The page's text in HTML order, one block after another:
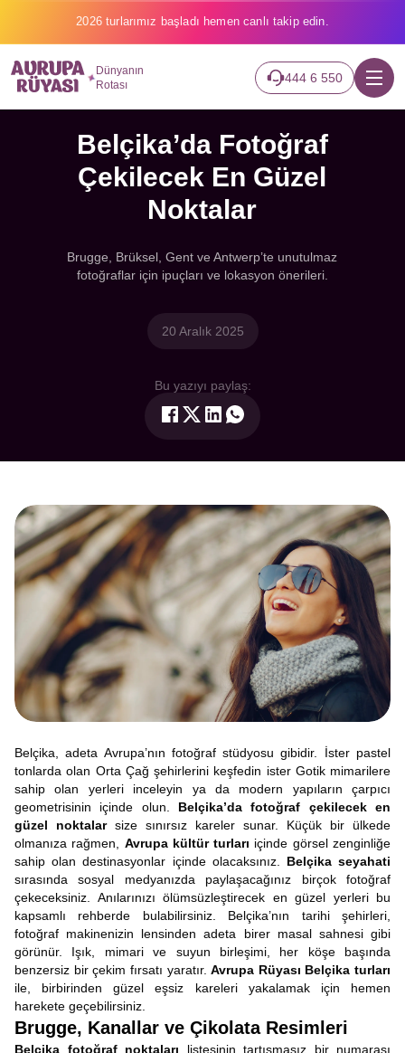
2026 turlarımız başladı hemen canlı takip edin.
Dünyanın
Rotası
444 6 550
Belçika’da Fotoğraf
Çekilecek En Güzel
Noktalar
Brugge, Brüksel, Gent ve Antwerp’te unutulmaz
fotoğraflar için ipuçları ve lokasyon önerileri.
20 Aralık 2025
Bu yazıyı paylaş:
Belçika, adeta Avrupa’nın fotoğraf stüdyosu gibidir. İster pastel
tonlarda olan Orta Çağ şehirlerini keşfedin ister Gotik mimarilere
sahip olan yerleri inceleyin ya da modern yapıların çarpıcı
geometrisinin içinde olun. Belçika’da fotoğraf çekilecek en
güzel noktalarsize sınırsız kareler sunar. Küçük bir ülkede
olmanıza rağmen, Avrupa kültür turları içinde görsel zenginliğe
sahip olan destinasyonlar içinde olacaksınız. Belçika seyahati
sırasında sosyal medyanızda paylaşacağınız birçok fotoğraf
çekeceksiniz. Anılarınızı ölümsüzleştirecek en güzel yerleri bu
kapsamlı rehberde bulabilirsiniz. Belçika’nın tarihi şehirleri,
fotoğraf makinenizin lensinden adeta birer masal sahnesi gibi
görünür. Işık, mimari ve suyun birleşimi, her köşe başında
benzersiz bir çekim fırsatı yaratır.Avrupa Rüyası Belçika turları
ile, birbirinden güzel eşsiz kareleri yakalamak için hemen
harekete geçebilirsiniz.
Brugge, Kanallar ve Çikolata Resimleri
Belçika fotoğraf noktaları listesinin tartışmasız bir numarası